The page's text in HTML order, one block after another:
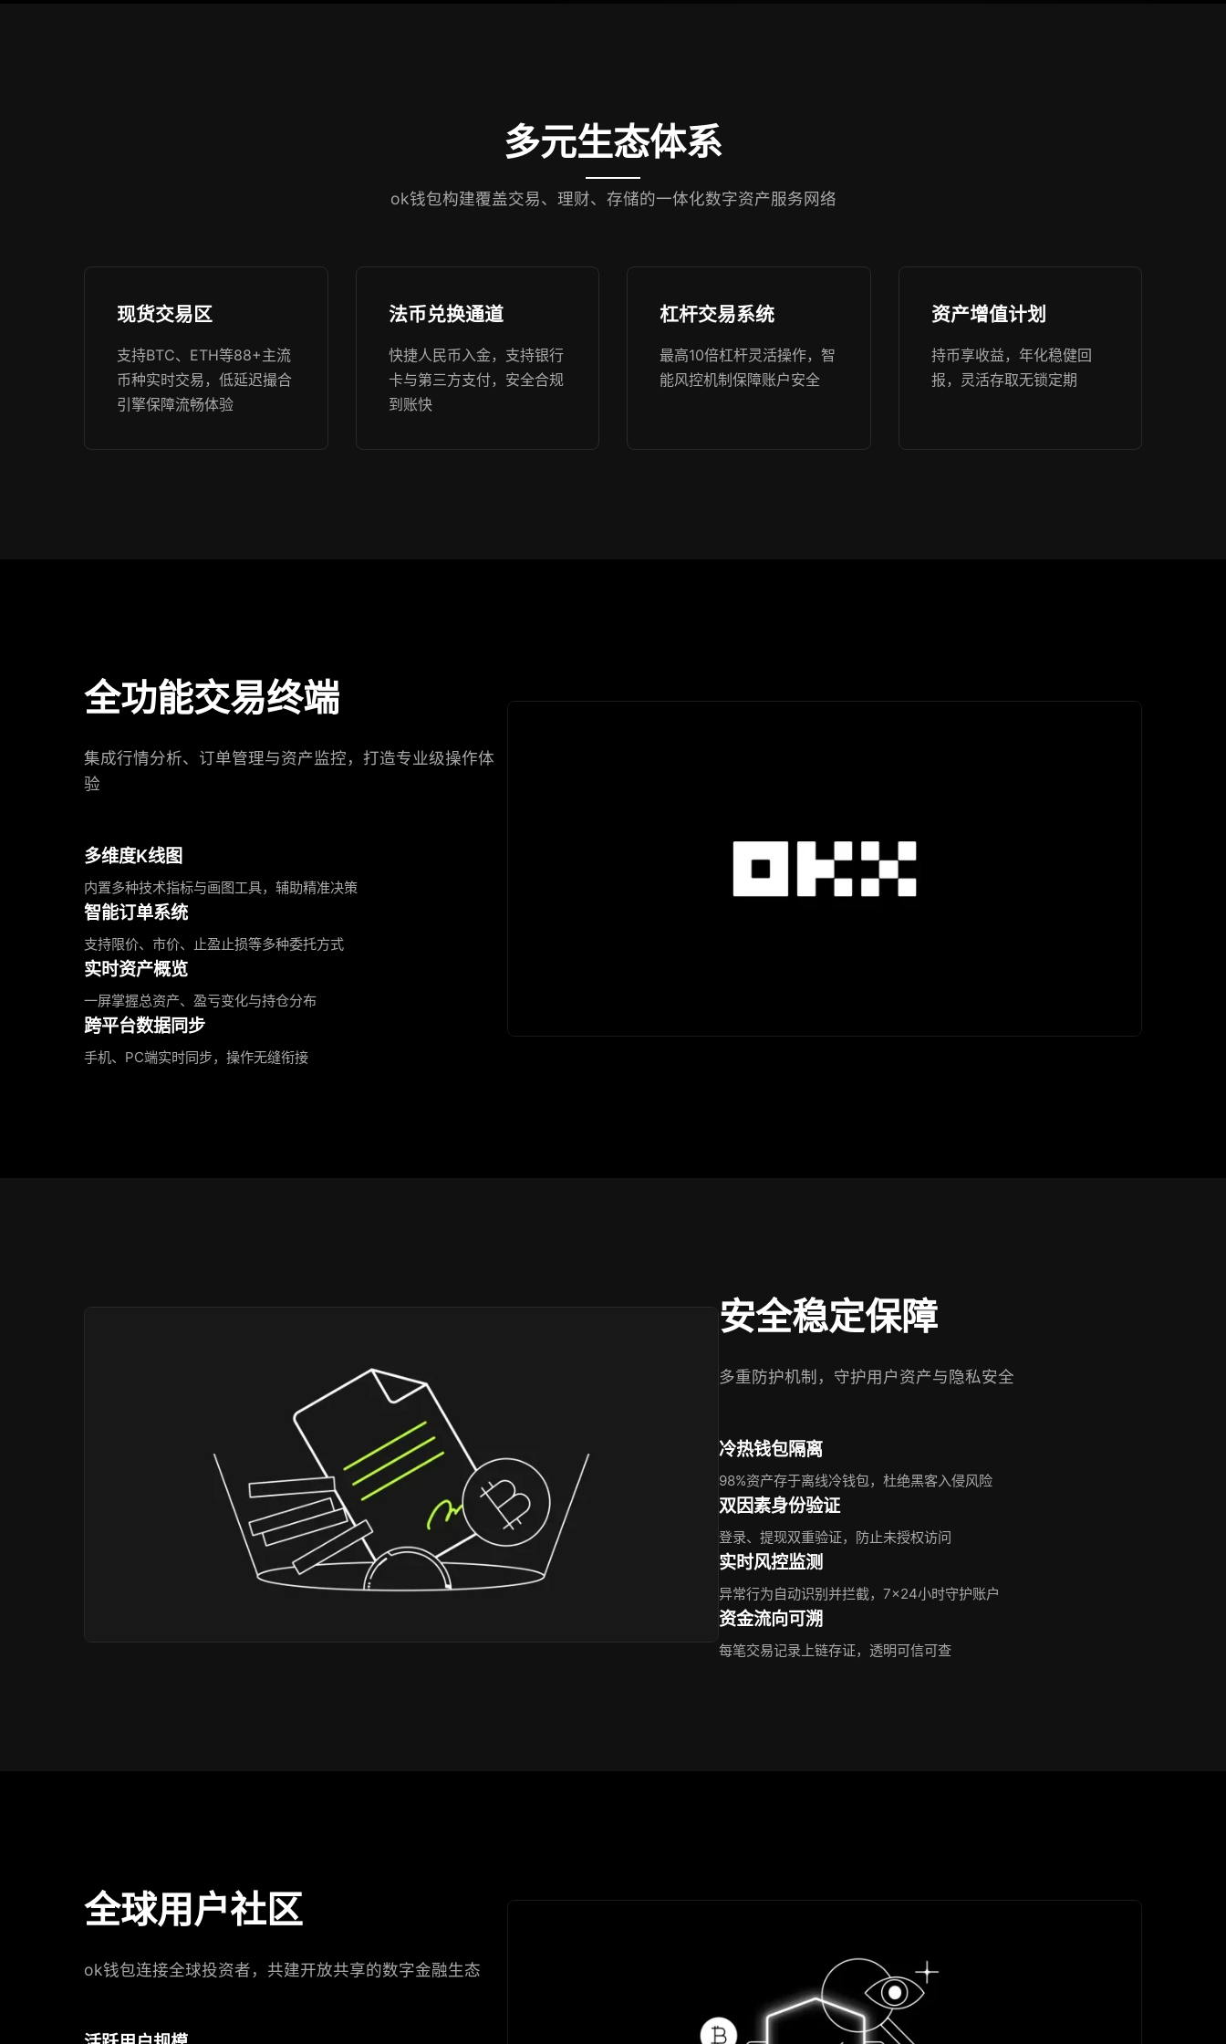
多元生态体系
ok钱包构建覆盖交易、理财、存储的一体化数字资产服务网络
现货交易区
支持BTC、ETH等88+主流
币种实时交易，低延迟撮合
引擎保障流畅体验
法币兑换通道
快捷人民币入金，支持银行
卡与第三方支付，安全合规
到账快
杠杆交易系统
最高10倍杠杆灵活操作，智
能风控机制保障账户安全
资产增值计划
持币享收益，年化稳健回
报，灵活存取无锁定期
全功能交易终端
集成行情分析、订单管理与资产监控，打造专业级操作体
验
多维度K线图
内置多种技术指标与画图工具，辅助精准决策
智能订单系统
支持限价、市价、止盈止损等多种委托方式
实时资产概览
一屏掌握总资产、盈亏变化与持仓分布
跨平台数据同步
手机、PC端实时同步，操作无缝衔接
安全稳定保障
多重防护机制，守护用户资产与隐私安全
冷热钱包隔离
98%资产存于离线冷钱包，杜绝黑客入侵风险
双因素身份验证
登录、提现双重验证，防止未授权访问
实时风控监测
异常行为自动识别并拦截，7×24小时守护账户
资金流向可溯
每笔交易记录上链存证，透明可信可查
全球用户社区
ok钱包连接全球投资者，共建开放共享的数字金融生态